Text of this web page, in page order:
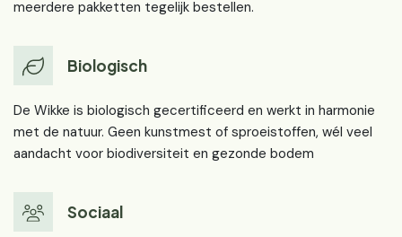
meerdere pakketten tegelijk bestellen.
Biologisch
De Wikke is biologisch gecertificeerd en werkt in harmonie
met de natuur. Geen kunstmest of sproeistoffen, wél veel
aandacht voor biodiversiteit en gezonde bodem
Sociaal